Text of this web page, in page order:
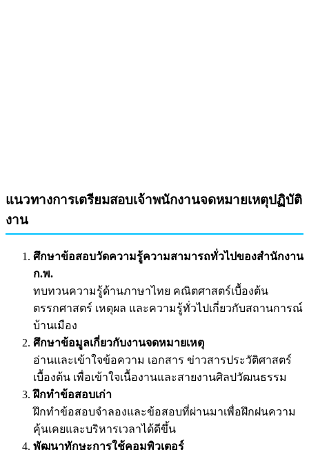
แนวทางการเตรียมสอบเจ้าพนักงานจดหมายเหตุปฏิบัติ
งาน
ศึกษาข้อสอบวัดความรู้ความสามารถทั่วไปของสำนักงาน
ก.พ.
ทบทวนความรู้ด้านภาษาไทย คณิตศาสตร์เบื้องต้น
ตรรกศาสตร์ เหตุผล และความรู้ทั่วไปเกี่ยวกับสถานการณ์
บ้านเมือง
ศึกษาข้อมูลเกี่ยวกับงานจดหมายเหตุ
อ่านและเข้าใจข้อความ เอกสาร ข่าวสารประวัติศาสตร์
เบื้องต้น เพื่อเข้าใจเนื้องานและสายงานศิลปวัฒนธรรม
ฝึกทำข้อสอบเก่า
ฝึกทำข้อสอบจำลองและข้อสอบที่ผ่านมาเพื่อฝึกฝนความ
คุ้นเคยและบริหารเวลาได้ดีขึ้น
พัฒนาทักษะการใช้คอมพิวเตอร์